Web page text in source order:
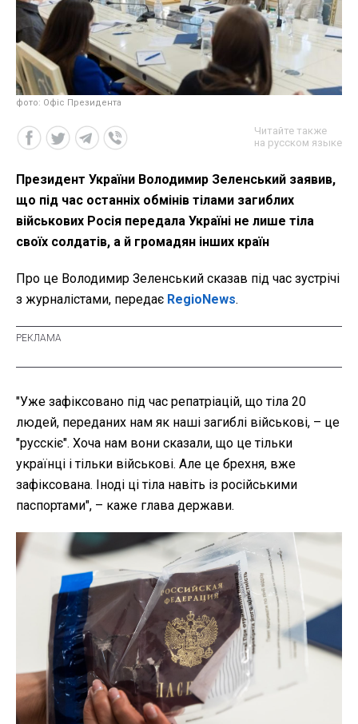
фото: Офіс Президента
Читайте также
на русском языке
Президент України Володимир Зеленський заявив,
що під час останніх обмінів тілами загиблих
військових Росія передала Україні не лише тіла
своїх солдатів, а й громадян інших країн
Про це Володимир Зеленський сказав під час зустрічі
з журналістами, передає RegioNews.
"Уже зафіксовано під час репатріацій, що тіла 20
людей, переданих нам як наші загиблі військові, – це
"русскіє". Хоча нам вони сказали, що це тільки
українці і тільки військові. Але це брехня, вже
зафіксована. Іноді ці тіла навіть із російськими
паспортами", – каже глава держави.